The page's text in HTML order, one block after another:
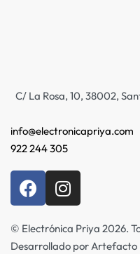
C/ La Rosa, 10, 38002,
info@electronicapriya.com
922 244 305
© Electrónica Priya 2026.
Desarrollado por Artefacto